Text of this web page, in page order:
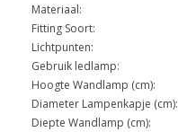
Materiaal:
Fitting Soort:
Lichtpunten:
Gebruik ledlamp:
Hoogte Wandlamp (cm):
Diameter Lampenkapje (cm):
Diepte Wandlamp (cm):